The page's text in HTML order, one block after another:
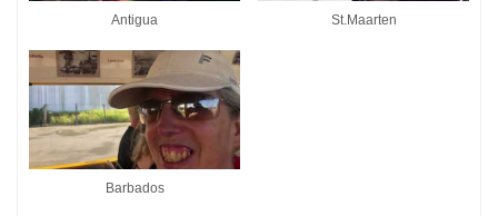
Antigua St.Maarten
Barbados